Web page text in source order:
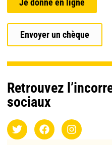
Je donne en ligne
Envoyer un chèque
Retrouvez
sociaux